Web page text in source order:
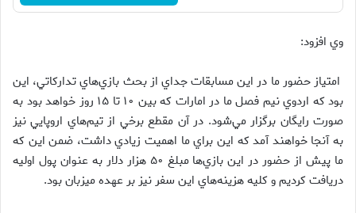
وي افزود:
امتياز حضور ما در اين مسابقات جداي از بحث بازي‌هاي تداركاتي، اين
بود كه اردوي نيم فصل ما در امارات كه بين ۱۰ تا ۱۵ روز خواهد بود به
صورت رايگان برگزار مي‌شود. در آن مقطع برخي از تيم‌هاي اروپايي نيز
به آنجا خواهند آمد كه اين براي ما اهميت زيادي داشت، ضمن اين كه
ما پيش از حضور در اين بازي‌ها مبلغ ۵۰ هزار دلار به عنوان پول اوليه
دريافت كرديم و كليه هزينه‌هاي اين سفر نيز بر عهده ميزبان بود.